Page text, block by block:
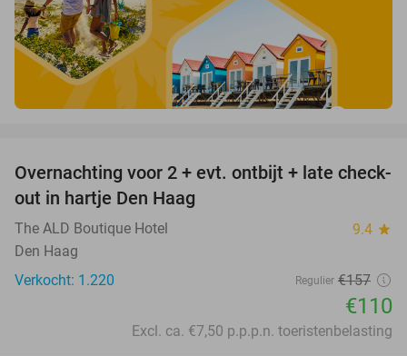
30%
Overnachting voor 2 + evt. ontbijt + late check-
out in hartje Den Haag
The ALD Boutique Hotel 9.4 star
Den Haag
Verkocht: 1.220
Regulier €157
€110
Excl. ca. €7,50 p.p.p.n. toeristenbelasting